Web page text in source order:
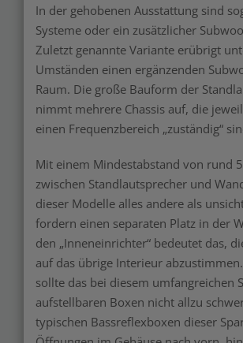
In der gehobenen Ausstattung sind
Systeme oder ein zusätzlicher
Zuletzt genannte Variante erübrigt
Umständen einen ergänzenden
Raum. Die große Bauform der
nimmt mehrere Chassis auf, die
einen Frequenzbereich „zuständig“
Mit einem Mindestabstand von rund
zwischen Standlautsprecher und
dieser Modelle alles andere als
fordern einen separaten Platz in der
den „Inneneinrichter“ bedeutet das,
auf das übrige Interieur
sollte das bei diesem umfangreichen
aufstellbaren Boxen nicht allzu
typischen Bassreflexboxen dieser